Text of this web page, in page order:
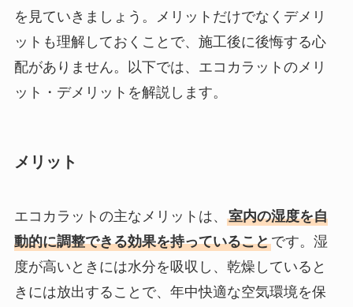
を見ていきましょう。メリットだけでなくデメリ
ットも理解しておくことで、施工後に後悔する心
配がありません。以下では、エコカラットのメリ
ット・デメリットを解説します。
メリット
エコカラットの主なメリットは、 室内の湿度を自
動的に調整できる効果を持っていることです。湿
度が高いときには水分を吸収し、乾燥していると
きには放出することで、年中快適な空気環境を保